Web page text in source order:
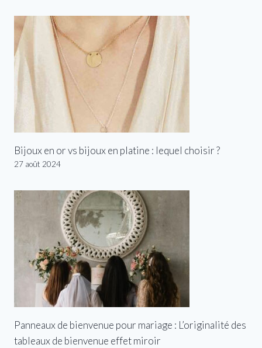
Bijoux en or vs bijoux en platine : lequel choisir ?
27 août 2024
Panneaux de bienvenue pour mariage : L’originalité des
tableaux de bienvenue effet miroir